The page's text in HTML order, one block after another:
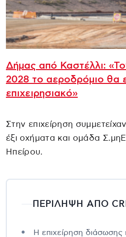
Δήμας από Καστέλλι:
2028 το αεροδρόμιο θα
επιχειρησιακό»
Στην επιχείρηση
έξι οχήματα και ομάδα
Ηπείρου.
ΠΕΡΙΛΗΨΗ ΑΠΟ
Η επιχείρηση διάσωσης